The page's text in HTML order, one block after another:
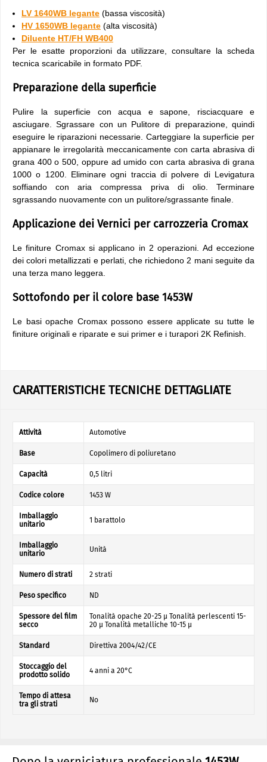
LV 1640WB legante (bassa viscosità)
HV 1650WB legante (alta viscosità)
Diluente HT/FH WB400
Per le esatte proporzioni da utilizzare, consultare la scheda
tecnica scaricabile in formato PDF.
Preparazione della superficie
Pulire la superficie con acqua e sapone, risciacquare e
asciugare. Sgrassare con un Pulitore di preparazione, quindi
eseguire le riparazioni necessarie. Carteggiare la superficie per
appianare le irregolarità meccanicamente con carta abrasiva di
grana 400 o 500, oppure ad umido con carta abrasiva di grana
1000 o 1200. Eliminare ogni traccia di polvere di Levigatura
soffiando con aria compressa priva di olio. Terminare
sgrassando nuovamente con un pulitore/sgrassante finale.
Applicazione dei Vernici per carrozzeria Cromax
Le finiture Cromax si applicano in 2 operazioni. Ad eccezione
dei colori metallizzati e perlati, che richiedono 2 mani seguite da
una terza mano leggera.
Sottofondo per il colore base 1453W
Le basi opache Cromax possono essere applicate su tutte le
finiture originali e riparate e sui primer e i turapori 2K Refinish.
CARATTERISTICHE TECNICHE DETTAGLIATE
Attività Automotive
Base Copolimero di poliuretano
Capacità 0,5 litri
Codice colore 1453 W
Imballaggio
unitario
1 barattolo
Imballaggio
unitario
Unità
Numero di strati 2 strati
Peso specifico ND
Spessore del film
secco
Tonalità opache 20-25 µ Tonalità perlescenti 15-
20 µ Tonalità metalliche 10-15 µ
Standard Direttiva 2004/42/CE
Stoccaggio del
prodotto solido
4 anni a 20°C
Tempo di attesa
tra gli strati
No